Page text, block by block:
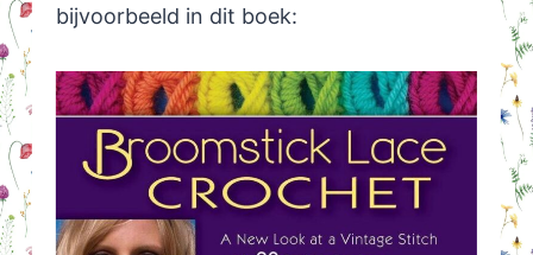
bijvoorbeeld in dit boek: